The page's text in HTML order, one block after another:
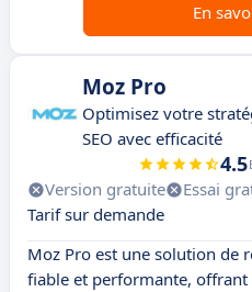
En
Moz Pro
Optimisez votre
SEO avec efficacité
4.5
Version gratuite Essai
Tarif sur demande
Moz Pro est une solution de
fiable et performante,